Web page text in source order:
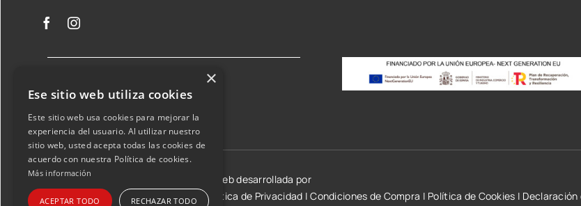
©2026 Transmisiones Lizarraga SL | Web desarrollada por
Aviso Legal y condiciones de uso |Política de Privacidad |Condiciones de Compra | Política de Cookies |
×
Ese sitio web utiliza cookies
Este sitio web usa cookies para mejorar la
experiencia del usuario. Al utilizar nuestro
sitio web, usted acepta todas las cookies de
acuerdo con nuestra Política de cookies.
Más información
ACEPTAR TODO RECHAZAR TODO